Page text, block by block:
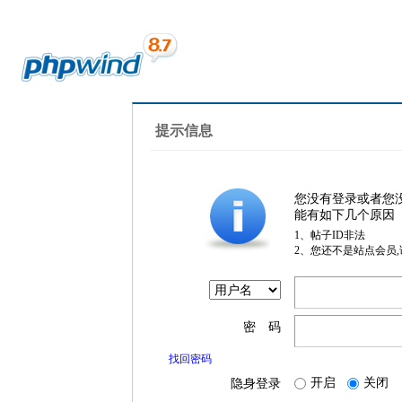
提示信息
您没有登录或者您
能有如下几个原因
1、帖子ID非法
2、您还不是站点会员
密 码
找回密码
隐身登录 开启 关闭